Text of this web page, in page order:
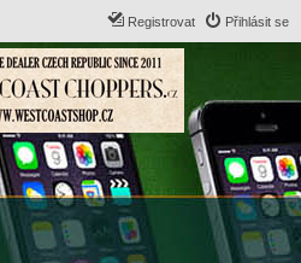
Přihlásit se
Registrovat